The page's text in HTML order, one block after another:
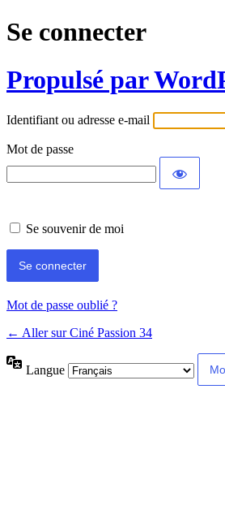
Se connecter
Propulsé par
Identifiant ou adresse e-mail
Mot de passe
Se souvenir de moi
Mot de passe oublié ?
← Aller sur Ciné Passion 34
Langue